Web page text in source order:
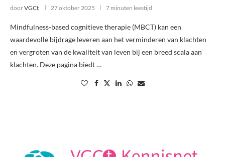
doorVGCt 27 oktober 2025 7 minuten leestijd
Mindfulness-based cognitieve therapie (MBCT) kan een
waardevolle bijdrage leveren aan het verminderen van klachten
en vergroten van de kwaliteit van leven bij een breed scala aan
klachten. Deze pagina biedt …